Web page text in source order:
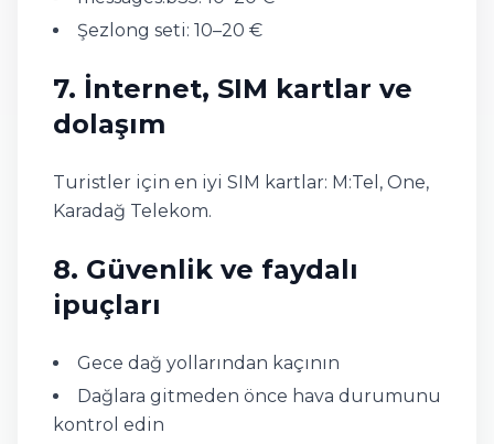
Şezlong seti: 10–20 €
7. İnternet, SIM kartlar ve
dolaşım
Turistler için en iyi SIM kartlar: M:Tel, One,
Karadağ Telekom.
8. Güvenlik ve faydalı
ipuçları
Gece dağ yollarından kaçının
Dağlara gitmeden önce hava durumunu
kontrol edin